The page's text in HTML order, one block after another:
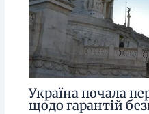
Україна почала
щодо гарантій